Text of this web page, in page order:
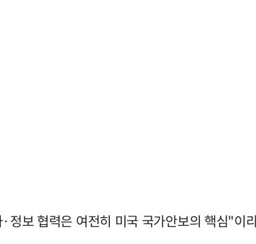
보 협력은 여전히 미국 국가안보의 핵심"이